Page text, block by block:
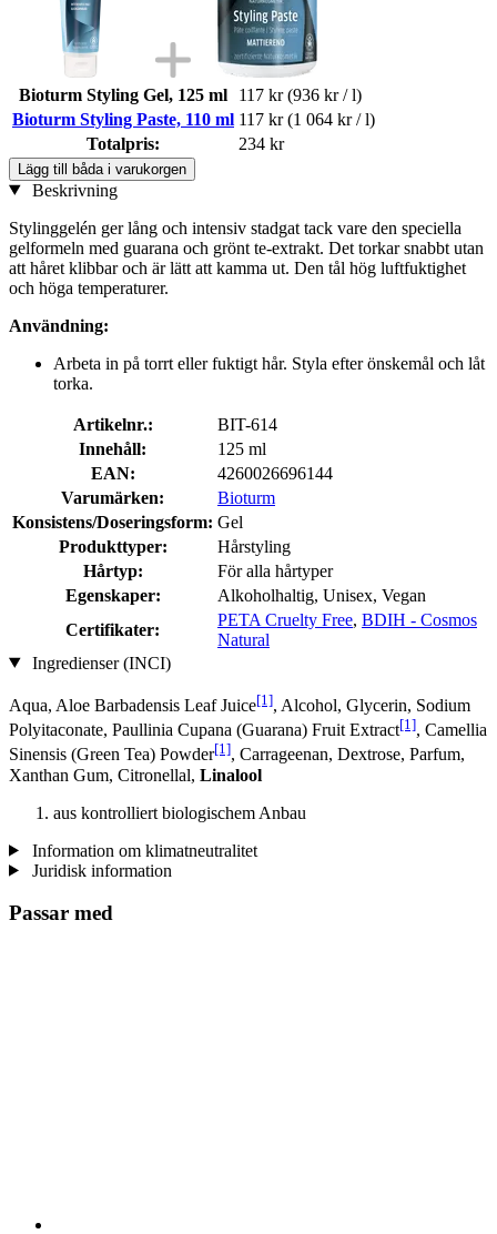
Bioturm Styling Gel, 125 ml 117 kr (936 kr / l)
Bioturm Styling Paste, 110 ml 117 kr (1 064 kr / l)
Totalpris:
234 kr
Lägg till båda i varukorgen
Beskrivning
Stylinggelén ger lång och intensiv stadgat tack vare den speciella
gelformeln med guarana och grönt te-extrakt. Det torkar snabbt utan
att håret klibbar och är lätt att kamma ut. Den tål hög luftfuktighet
och höga temperaturer.
Användning:
Arbeta in på torrt eller fuktigt hår. Styla efter önskemål och låt
torka.
Artikelnr.:
BIT-614
Innehåll:
125 ml
EAN:
4260026696144
Varumärken:
Bioturm
Konsistens/Doseringsform: Gel
Produkttyper:
Hårstyling
Hårtyp:
För alla hårtyper
Egenskaper:
Alkoholhaltig, Unisex, Vegan
Certifikater:
PETA Cruelty Free, BDIH - Cosmos
Natural
Ingredienser (INCI)
Aqua, Aloe Barbadensis Leaf Juice[1], Alcohol, Glycerin, Sodium
Polyitaconate, Paullinia Cupana (Guarana) Fruit Extract[1], Camellia
Sinensis (Green Tea) Powder[1], Carrageenan, Dextrose, Parfum,
Xanthan Gum, Citronellal, Linalool
aus kontrolliert biologischem Anbau
Information om klimatneutralitet
Juridisk information
Passar med